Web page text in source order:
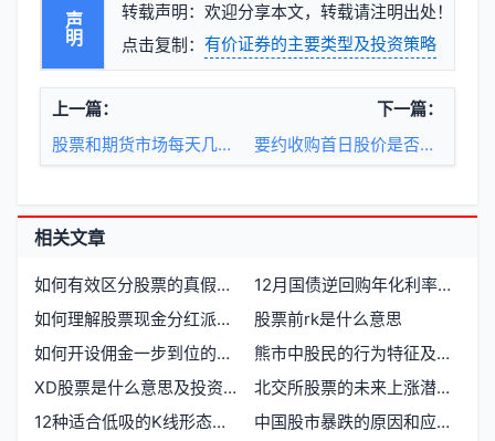
声明
转载声明：欢迎分享本文，转载请注明出处！
点击复制： 有价证券的主要类型及投资策略
上一篇：
股票和期货市场每天几点开盘？
下一篇：
要约收购首日股价是否突破涨跌幅限制
相关文章
如何有效区分股票的真假突破
12月国债逆回购年化利率是否会升高
如何理解股票现金分红派息流程及影响
股票前rk是什么意思
如何开设佣金一步到位的股票账户
熊市中股民的行为特征及应对策略
XD股票是什么意思及投资者需注意的事项
北交所股票的未来上涨潜力如何
12种适合低吸的K线形态及其应用技巧
中国股市暴跌的原因和应对策略有哪些